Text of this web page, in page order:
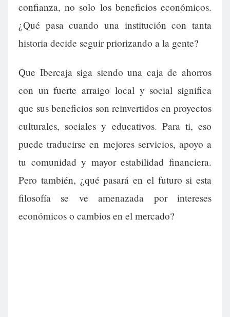
confianza, no solo los beneficios económicos.
¿Qué pasa cuando una institución con tanta
historia decide seguir priorizando a la gente?
Que Ibercaja siga siendo una caja de ahorros
con un fuerte arraigo local y social significa
que sus beneficios son reinvertidos en proyectos
culturales, sociales y educativos. Para ti, eso
puede traducirse en mejores servicios, apoyo a
tu comunidad y mayor estabilidad financiera.
Pero también, ¿qué pasará en el futuro si esta
filosofía se ve amenazada por intereses
económicos o cambios en el mercado?